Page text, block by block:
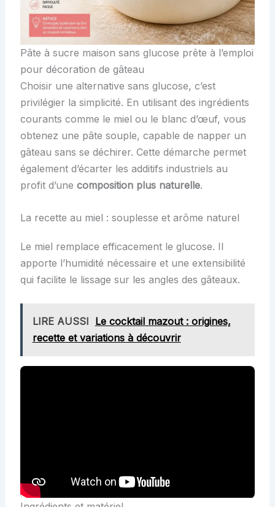
Pâte à sucre maison sans glucose prête à l’emploi
pour décoration de gâteau
Choisir une alternative sans glucose, c’est
privilégier la simplicité. En utilisant des ingrédients
courants comme le miel ou le blanc d’œuf, vous
obtenez une pâte souple, capable de napper un
gâteau sans se déchirer. Cette démarche permet
également d’écarter les additifs industriels au
profit d’une composition plus naturelle.
La recette au miel : souplesse et arôme naturel
Le miel remplace efficacement le glucose. Il
apporte l’humidité nécessaire et une extensibilité
qui facilite le lissage sur les angles des gâteaux.
LIRE AUSSI Le cocktail mazout : origines,
recette et variations à découvrir